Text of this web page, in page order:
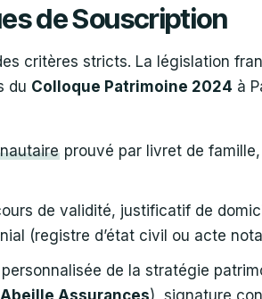
de Souscription
critères stricts. La législation
du Colloque Patrimoine 2024 à
prouvé par livret de
de validité, justificatif de
(registre d’état civil ou acte
de la stratégie
Abeille Assurances), signature